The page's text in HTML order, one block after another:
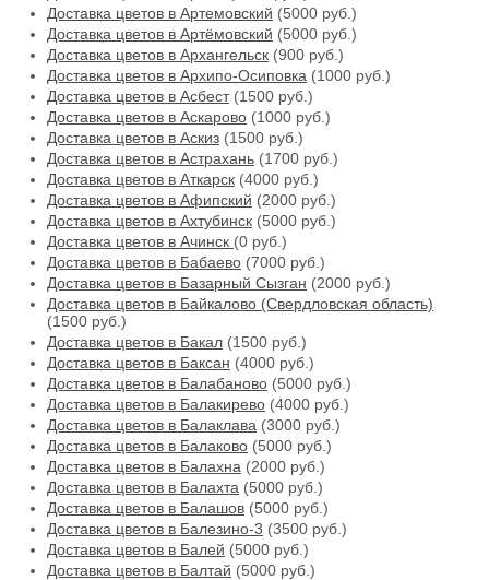
Доставка цветов в Артемовский (5000 руб.)
Доставка цветов в Артёмовский (5000 руб.)
Доставка цветов в Архангельск (900 руб.)
Доставка цветов в Архипо-Осиповка (1000 руб.)
Доставка цветов в Асбест(1500 руб.)
Доставка цветов в Аскарово (1000 руб.)
Доставка цветов в Аскиз (1500 руб.)
Доставка цветов в Астрахань (1700 руб.)
Доставка цветов в Аткарск (4000 руб.)
Доставка цветов в Афипский (2000 руб.)
Доставка цветов в Ахтубинск (5000 руб.)
Доставка цветов в Ачинск (0 руб.)
Доставка цветов в Бабаево (7000 руб.)
Доставка цветов в Базарный Сызган (2000 руб.)
Доставка цветов в Байкалово (Свердловская область)
(1500 руб.)
Доставка цветов в Бакал (1500 руб.)
Доставка цветов в Баксан (4000 руб.)
Доставка цветов в Балабаново (5000 руб.)
Доставка цветов в Балакирево (4000 руб.)
Доставка цветов в Балаклава (3000 руб.)
Доставка цветов в Балаково (5000 руб.)
Доставка цветов в Балахна (2000 руб.)
Доставка цветов в Балахта (5000 руб.)
Доставка цветов в Балашов (5000 руб.)
Доставка цветов в Балезино-3 (3500 руб.)
Доставка цветов в Балей (5000 руб.)
Доставка цветов в Балтай (5000 руб.)